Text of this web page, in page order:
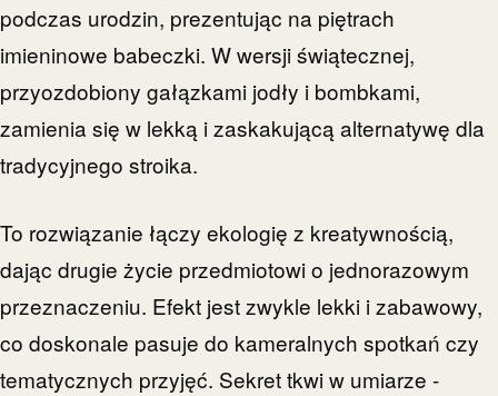
podczas urodzin, prezentując na piętrach
imieninowe babeczki. W wersji świątecznej,
przyozdobiony gałązkami jodły i bombkami,
zamienia się w lekką i zaskakującą alternatywę dla
tradycyjnego stroika.
To rozwiązanie łączy ekologię z kreatywnością,
dając drugie życie przedmiotowi o jednorazowym
przeznaczeniu. Efekt jest zwykle lekki i zabawowy,
co doskonale pasuje do kameralnych spotkań czy
tematycznych przyjęć. Sekret tkwi w umiarze -